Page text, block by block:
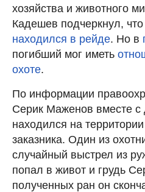
хозяйства и животного
Кадешев подчеркнул,
находился в рейде. Но в
погибший мог иметь
охоте.
По информации
Серик Маженов вместе
находился на
заказника. Один из
случайный выстрел из
попал в живот и грудь
полученных ран он